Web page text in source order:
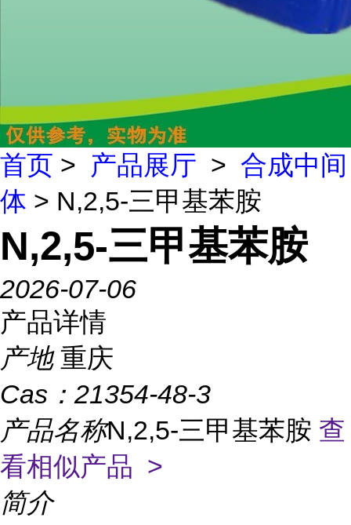
首页 > 产品展厅 > 合成中间
体 > N,2,5-三甲基苯胺
N,2,5-三甲基苯胺
2026-07-06
产品详情
产地 重庆
Cas： 21354-48-3
产品名称N,2,5-三甲基苯胺 查
看相似产品 >
简介